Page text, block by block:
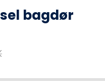
bagdør